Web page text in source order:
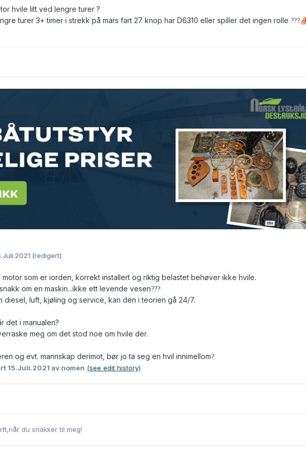
hvile litt ved lengre turer ?
turer 3+ timer i strekk på mars fart 27 knop har D6310 eller spiller det ingen rolle ???
(redigert)
motor som er iorden, korrekt installert og riktig belastet behøver ikke hvile.
om en maskin...ikke ett levende vesen???
diesel, luft, kjøling og service, kan den i teorien gå 24/7.
det i manualen?
meg om det stod noe om hvile der.
og evt. mannskap derimot, bør jo ta seg en hvil innimellom?
15.Juli.2021 av nomen (see edit history)
du snakker til meg!